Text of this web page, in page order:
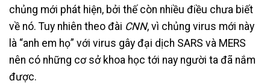
chủng mới phát hiện, bởi thế còn nhiều điều chưa biết
về nó. Tuy nhiên theo đài CNN, vì chủng virus mới này
là “anh em họ” với virus gây đại dịch SARS và MERS
nên có những cơ sở khoa học tới nay người ta đã nắm
được.